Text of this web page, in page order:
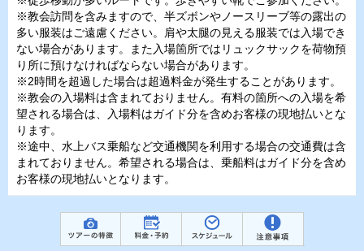
※教会訪問を含みますので、半ズボンやノースリーブ等の露出の
多い服装はご遠慮ください。肩や太腿の見える服装では入場でき
ない場合があります。また入場箇所ではリュックサックを荷物預
り所に預けなければならない場合があります。
※2時間を超過した場合は超過料金が発生することがあります。
※教会の入場料は含まれておりません。有料の箇所への入場を希
望される場合は、入場料はガイド分を含めお客様の現地払いとな
ります。
※途中、水上バス乗船など交通機関を利用する場合の交通費は含
まれておりません。希望される場合は、乗船料はガイド分を含め
お客様の現地払いとなります。